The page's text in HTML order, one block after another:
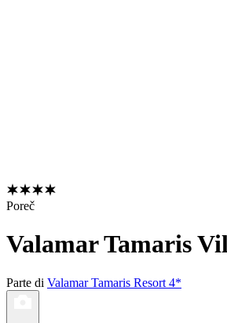
Poreč
Valamar Tamaris
Parte di Valamar Tamaris Resort 4*